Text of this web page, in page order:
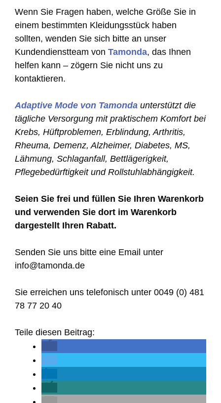
Wenn Sie Fragen haben, welche Größe Sie in
einem bestimmten Kleidungsstück haben
sollten, wenden Sie sich bitte an unser
Kundendienstteam von Tamonda, das Ihnen
helfen kann – zögern Sie nicht uns zu
kontaktieren.
Adaptive Mode von Tamonda unterstützt die
tägliche Versorgung mit praktischem Komfort bei
Krebs, Hüftproblemen, Erblindung, Arthritis,
Rheuma, Demenz, Alzheimer, Diabetes, MS,
Lähmung, Schlaganfall, Bettlägerigkeit,
Pflegebedürftigkeit und Rollstuhlabhängigkeit.
Seien Sie frei und füllen Sie Ihren Warenkorb
und verwenden Sie dort im Warenkorb
dargestellt Ihren Rabatt.
Senden Sie uns bitte eine Email unter
info@tamonda.de
Sie erreichen uns telefonisch unter 0049 (0) 481
78 77 20 40
Teile diesen Beitrag: